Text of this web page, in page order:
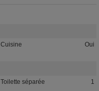
Cuisine
Oui
Toilette séparée 1